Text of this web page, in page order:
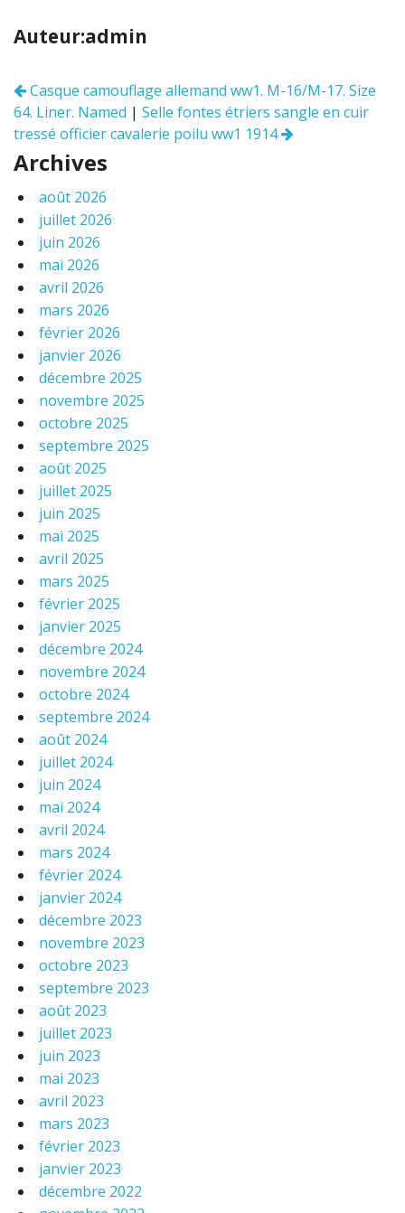
b
o
k
er l
Auteur:admin
Navigation
des
articles
Casque camouflage allemand ww1. M-16/M-17. Size
64. Liner. Named | Selle fontes étriers sangle en cuir
tressé officier cavalerie poilu ww1 1914
Archives
août 2026
juillet 2026
juin 2026
mai 2026
avril 2026
mars 2026
février 2026
janvier 2026
décembre 2025
novembre 2025
octobre 2025
septembre 2025
août 2025
juillet 2025
juin 2025
mai 2025
avril 2025
mars 2025
février 2025
janvier 2025
décembre 2024
novembre 2024
octobre 2024
septembre 2024
août 2024
juillet 2024
juin 2024
mai 2024
avril 2024
mars 2024
février 2024
janvier 2024
décembre 2023
novembre 2023
octobre 2023
septembre 2023
août 2023
juillet 2023
juin 2023
mai 2023
avril 2023
mars 2023
février 2023
janvier 2023
décembre 2022